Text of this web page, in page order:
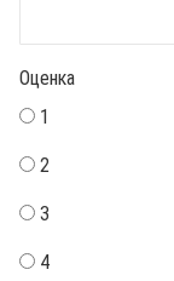
Оценка
1
2
3
4